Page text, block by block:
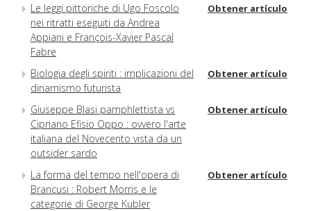
Le leggi pittoriche di Ugo Foscolo
nei ritratti eseguiti da Andrea
Appiani e François-Xavier Pascal
Fabre
Obtener artículo
Biologia degli spiriti : implicazioni del
dinamismo futurista
Obtener artículo
Giuseppe Blasi pamphlettista vs
Cipriano Efisio Oppo : ovvero l'arte
italiana del Novecento vista da un
outsider sardo
Obtener artículo
La forma del tempo nell'opera di
Brancusi : Robert Morris e le
categorie di George Kubler
Obtener artículo